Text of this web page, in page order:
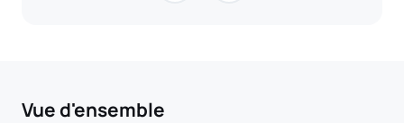
Vue d'ensemble